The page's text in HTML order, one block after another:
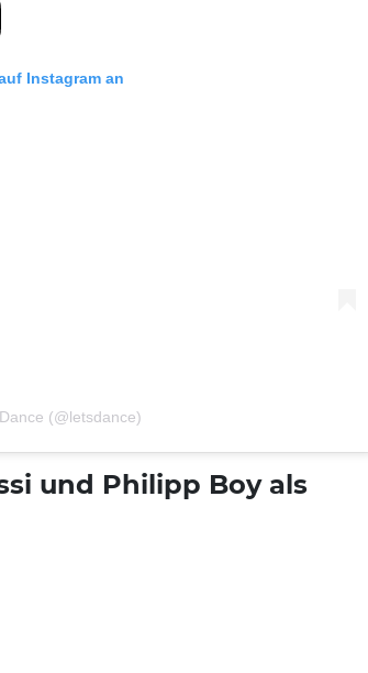
Instagram an
(@letsdance)
und Philipp Boy als